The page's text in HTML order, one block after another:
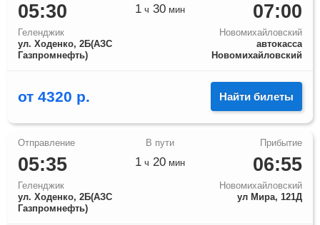
05:30
Геленджик
ул. Ходенко, 2Б(АЗС
Газпромнефть)
07:00
Новомихайловский
автокасса
Новомихайловский
1 ч 30 мин
от 4320 р. Найти билеты
05:35
Геленджик
ул. Ходенко, 2Б(АЗС
Газпромнефть)
06:55
Новомихайловский
ул Мира, 121Д
1 ч 20 мин